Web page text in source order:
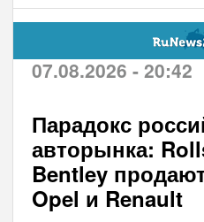
07.08.2026 - 20:42
Парадокс
авторынка:
Bentley
Opel и Renault